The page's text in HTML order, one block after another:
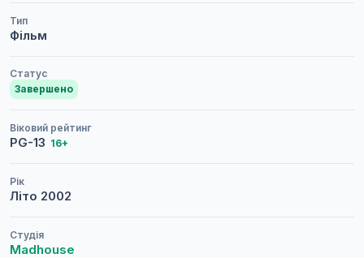
Тип
Фільм
Статус
Завершено
Віковий рейтинг
PG-13 16+
Рік
Літо 2002
Студія
Madhouse